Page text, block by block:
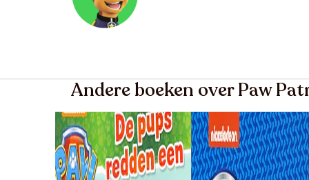
Andere boeken over Paw